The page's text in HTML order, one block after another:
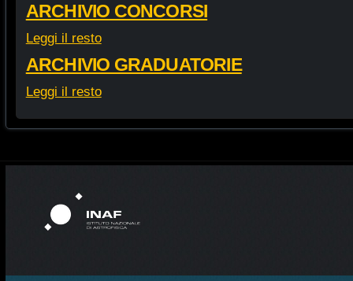
ARCHIVIO CONCORSI
Leggi il resto
ARCHIVIO GRADUATORIE
Leggi il resto